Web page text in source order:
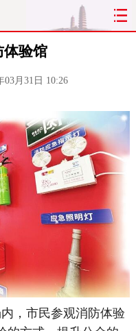
体验馆
03月31日 10:26
，市民参观消防体验